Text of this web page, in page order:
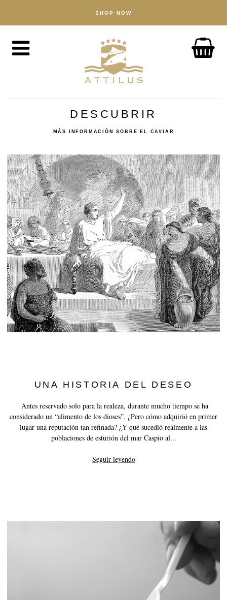
Fish
Accessories
The Attilus Way
Our Fishery
Quality Assured
Sustainability
NEWS
DISCOVER
History of Caviar
Tasting Guide
Grading Caviar
Creating Caviar
Certification
Corporate Events
CUENTA
CONTACTO
DESCUBRIR
MÁS INFORMACIÓN SOBRE EL CAVIAR
UNA HISTORIA DEL DESEO
Antes reservado solo para la realeza, durante mucho tiempo se ha
considerado un “alimento de los dioses”. ¿Pero cómo adquirió en primer
lugar una reputación tan refinada? ¿Y qué sucedió realmente a las
poblaciones de esturión del mar Caspio al...
Seguir leyendo
SHOP NOW